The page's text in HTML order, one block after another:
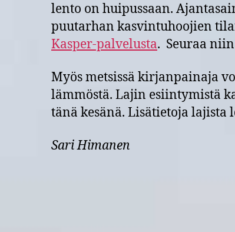
lento on huipussaan.
puutarhan kasvintuhoojien
Kasper-palvelusta. Seuraa
Myös metsissä kirjanpainaja
lämmöstä. Lajin esiintymistä
tänä kesänä. Lisätietoja lajista
Sari Himanen